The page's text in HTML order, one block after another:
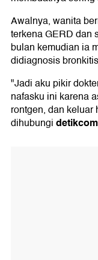
Awalnya, wanita
terkena GERD dan
bulan kemudian ia
didiagnosis
"Jadi aku pikir
nafasku ini karena
rontgen, dan
dihubungidetikcom